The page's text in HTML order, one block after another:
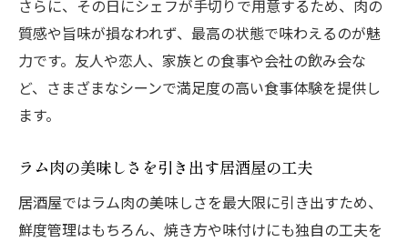
さらに、その日にシェフが手切りで用意するため、肉の
質感や旨味が損なわれず、最高の状態で味わえるのが魅
力です。友人や恋人、家族との食事や会社の飲み会な
ど、さまざまなシーンで満足度の高い食事体験を提供し
ます。
ラム肉の美味しさを引き出す居酒屋の工夫
居酒屋ではラム肉の美味しさを最大限に引き出すため、
鮮度管理はもちろん、焼き方や味付けにも独自の工夫を